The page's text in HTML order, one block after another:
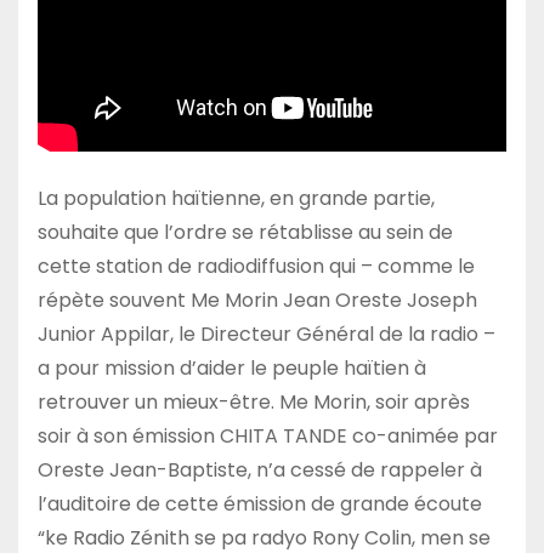
La population haïtienne, en grande partie,
souhaite que l’ordre se rétablisse au sein de
cette station de radiodiffusion qui – comme le
répète souvent Me Morin Jean Oreste Joseph
Junior Appilar, le Directeur Général de la radio –
a pour mission d’aider le peuple haïtien à
retrouver un mieux-être. Me Morin, soir après
soir à son émission CHITA TANDE co-animée par
Oreste Jean-Baptiste, n’a cessé de rappeler à
l’auditoire de cette émission de grande écoute
“ke Radio Zénith se pa radyo Rony Colin, men se